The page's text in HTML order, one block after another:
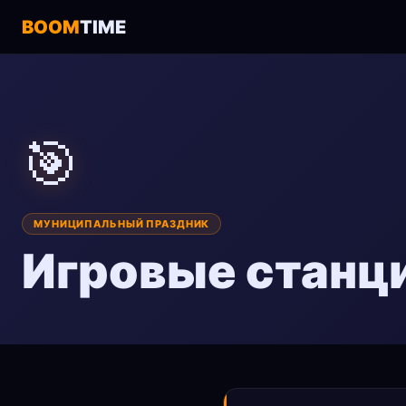
BOOMTIME
🎯
МУНИЦИПАЛЬНЫЙ ПРАЗДНИК
Игровые